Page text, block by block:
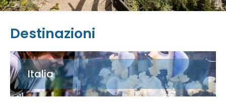
Destinazioni
Italia